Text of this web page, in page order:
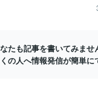
華風等ふわっとしたイメージ
全ておまかせという内容でし
制作雪モチーフから◇可愛
たも記事を書いてみませ
の人へ情報発信が簡単に